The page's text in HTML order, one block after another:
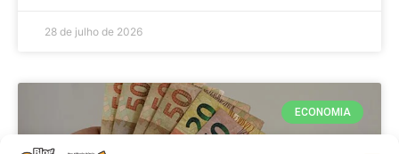
28 de julho de 2026
ECONOMIA